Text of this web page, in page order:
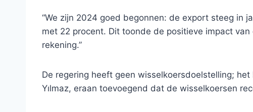
“We zijn 2024 goed begonnen: de export steeg in
met 22 procent. Dit toonde de positieve impact
rekening.”
De regering heeft geen wisselkoersdoelstelling;
Yılmaz, eraan toevoegend dat de wisselkoersen